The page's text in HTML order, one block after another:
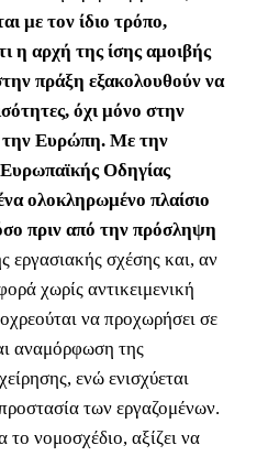
με τον ίδιο τρόπο,
η αρχή της ίσης αμοιβής
πράξη εξακολουθούν να
όχι μόνο στην
την Ευρώπη. Με την
Οδηγίας
ολοκληρωμένο πλαίσιο
πριν από την πρόσληψη
εργασιακής σχέσης και, αν
χωρίς αντικειμενική
να προχωρήσει σε
αναμόρφωση της
ενώ ενισχύεται
των εργαζομένων.
το νομοσχέδιο, αξίζει να